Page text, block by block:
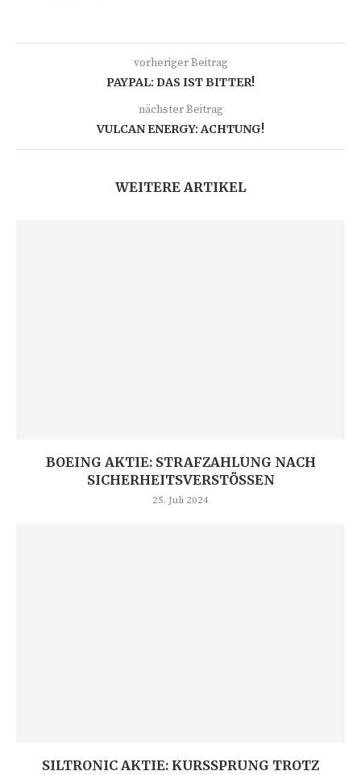
vorheriger Beitrag
PAYPAL: DAS IST BITTER!
nächster Beitrag
VULCAN ENERGY: ACHTUNG!
WEITERE ARTIKEL
BOEING AKTIE: STRAFZAHLUNG NACH
SICHERHEITSVERSTÖSSEN
25. Juli 2024
SILTRONIC AKTIE: KURSSPRUNG TROTZ